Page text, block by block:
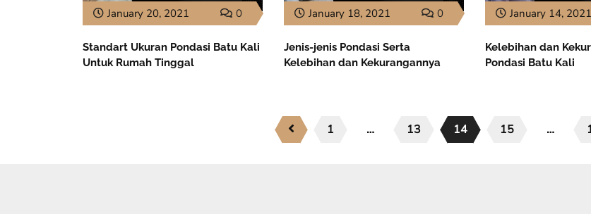
January 20, 2021 0
Standart Ukuran Pondasi Batu Kali
Untuk Rumah Tinggal
January 18, 2021 0
Jenis-jenis Pondasi Serta
Kelebihan dan Kekurangannya
January 14, 2021
Kelebihan dan
Pondasi Batu Kali
1 … 13 14 15 …